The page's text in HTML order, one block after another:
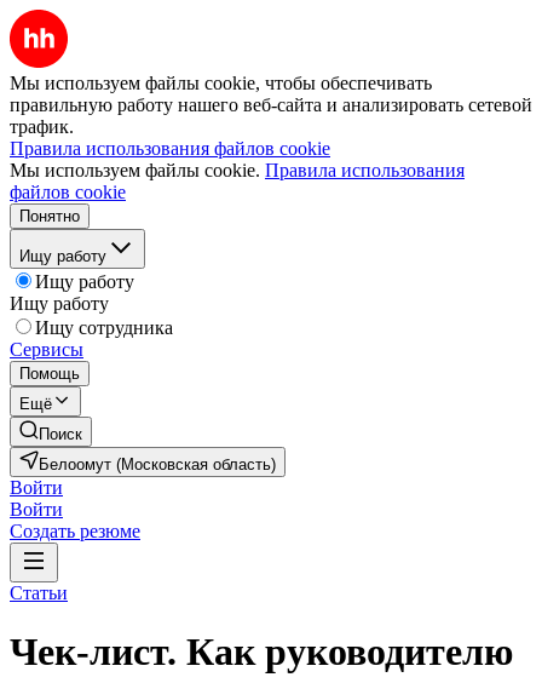
Мы используем файлы cookie, чтобы обеспечивать
правильную работу нашего веб-сайта и анализировать сетевой
трафик.
Правила использования файлов cookie
Мы используем файлы cookie. Правила использования
файлов cookie
Понятно
Ищу работу
Ищу работу
Ищу работу
Ищу сотрудника
Сервисы
Помощь
Ещё
Поиск
Белоомут (Московская область)
Войти
Войти
Создать резюме
Статьи
Чек-лист. Как руководителю